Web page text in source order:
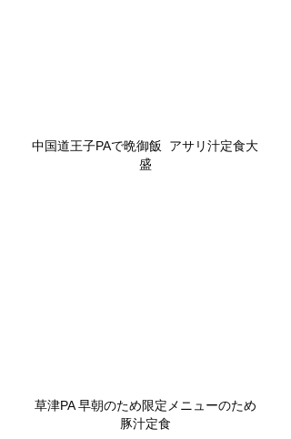
中国道王子PAで晩御飯  アサリ汁定食大
盛
草津PA 早朝のため限定メニューのため
豚汁定食